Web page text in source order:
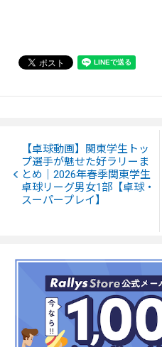
【卓球動画】関東学生トッ
プ選手が魅せた好ラリーま
とめ｜2026年春季関東学生
卓球リーグ男女1部【卓球・
スーパープレイ】